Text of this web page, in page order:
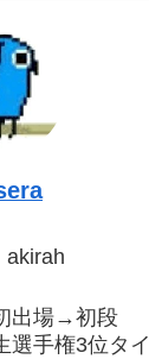
akirah
出場→初段
選手権3位タイ